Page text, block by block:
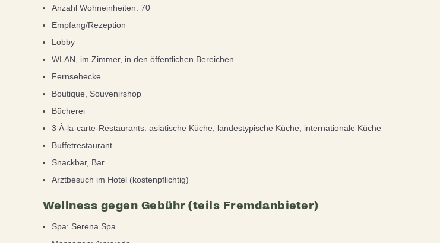
Anzahl Wohneinheiten: 70
Empfang/Rezeption
Lobby
WLAN, im Zimmer, in den öffentlichen Bereichen
Fernsehecke
Boutique, Souvenirshop
Bücherei
3 À-la-carte-Restaurants: asiatische Küche, landestypische Küche, internationale Küche
Buffetrestaurant
Snackbar, Bar
Arztbesuch im Hotel (kostenpflichtig)
Wellness gegen Gebühr (teils Fremdanbieter)
Spa: Serena Spa